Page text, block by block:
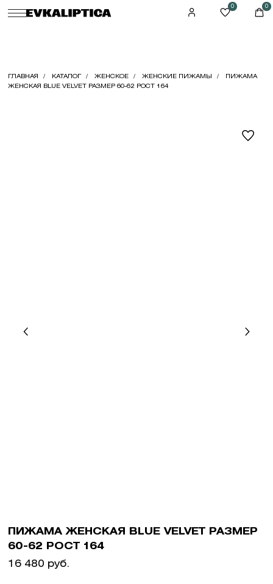
0 0
ГЛАВНАЯ КАТАЛОГ ЖЕНСКОЕ ЖЕНСКИЕ ПИЖАМЫ
ПИЖАМА
ЖЕНСКАЯ BLUE VELVET РАЗМЕР 60-62 РОСТ 164
ПИЖАМА ЖЕНСКАЯ BLUE VELVET РАЗМЕР
60-62 РОСТ 164
16 480 руб.